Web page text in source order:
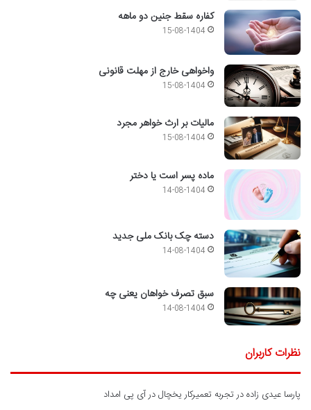
کفاره سقط جنین دو ماهه
15-08-1404
واخواهی خارج از مهلت قانونی
15-08-1404
مالیات بر ارث خواهر مجرد
15-08-1404
ماده پسر است یا دختر
14-08-1404
دسته چک بانک ملی جدید
14-08-1404
سبق تصرف خواهان یعنی چه
14-08-1404
نظرات کاربران
پارسا عیدی زادهدرتجربه تعمیرکار یخچال در آی پی امداد